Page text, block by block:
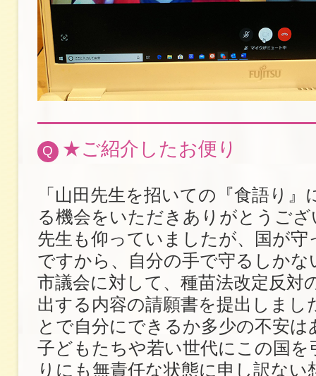
Q ★ご紹介したお便り
「山田先生を招いての『食語り』
る機会をいただきありがとうご
先生も仰っていましたが、国が守
ですから、自分の手で守るしかな
市議会に対して、種苗法改定反対
出する内容の請願書を提出しまし
とで自分にできるか多少の不安
子どもたちや若い世代にこの国を
りにも無責任な状態に申し訳ない